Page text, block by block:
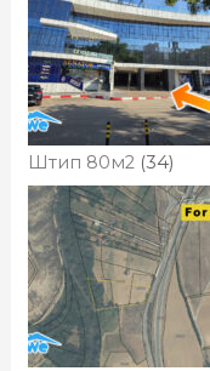
Штип 80м2 (34)